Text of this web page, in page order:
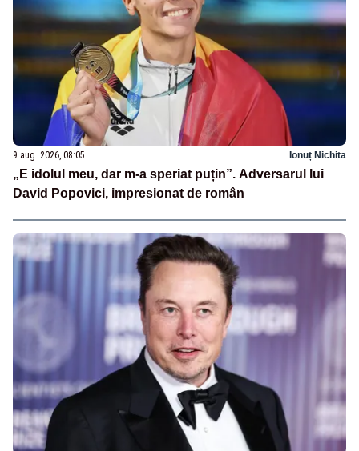
9 aug. 2026, 08:05 Ionuț Nichita
„E idolul meu, dar m-a speriat puțin”. Adversarul lui
David Popovici, impresionat de român